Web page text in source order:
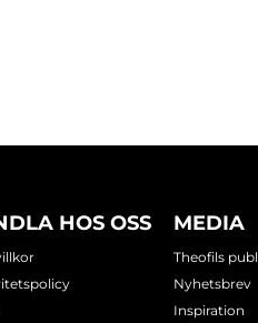
HOS OSS MEDIA
Theofils
Nyhetsbrev
Inspiration